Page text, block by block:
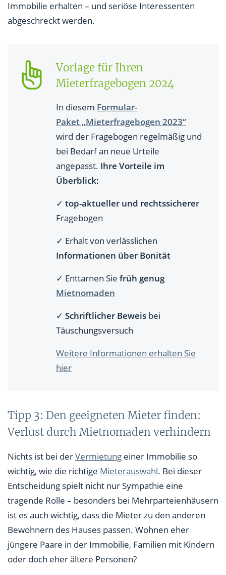
Immobilie erhalten – und seriöse Interessenten
abgeschreckt werden.
Vorlage für Ihren
Mieterfragebogen 2024
In diesem Formular-
Paket „Mieterfragebogen 2023“
wird der Fragebogen regelmäßig und
bei Bedarf an neue Urteile
angepasst. Ihre Vorteile im
Überblick:
✓ top-aktueller und rechtssicherer
Fragebogen
✓ Erhalt von verlässlichen
Informationen über Bonität
✓ Enttarnen Sie früh genug
Mietnomaden
✓ Schriftlicher Beweis bei
Täuschungsversuch
Weitere Informationen erhalten Sie
hier
Tipp 3: Den geeigneten Mieter finden:
Verlust durch Mietnomaden verhindern
Nichts ist bei derVermietung einer Immobilie so
wichtig, wie die richtige Mieterauswahl. Bei dieser
Entscheidung spielt nicht nur Sympathie eine
tragende Rolle – besonders bei Mehrparteienhäusern
ist es auch wichtig, dass die Mieter zu den anderen
Bewohnern des Hauses passen. Wohnen eher
jüngere Paare in der Immobilie, Familien mit Kindern
oder doch eher ältere Personen?